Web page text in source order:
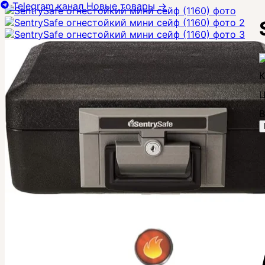
Telegram канал Новые товары →